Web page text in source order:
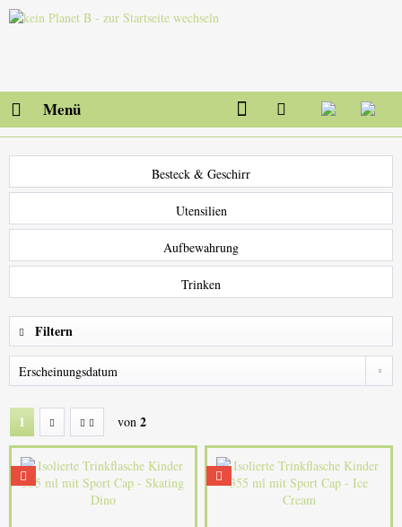
Menü
Besteck & Geschirr
Utensilien
Aufbewahrung
Trinken
Filtern
1 von 2